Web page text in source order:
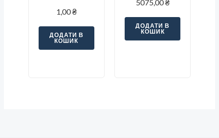
зупинки Sitec
1,00₴
ДОДАТИ В
КОШИК
5075,00₴
ДОДАТИ В
КОШИК